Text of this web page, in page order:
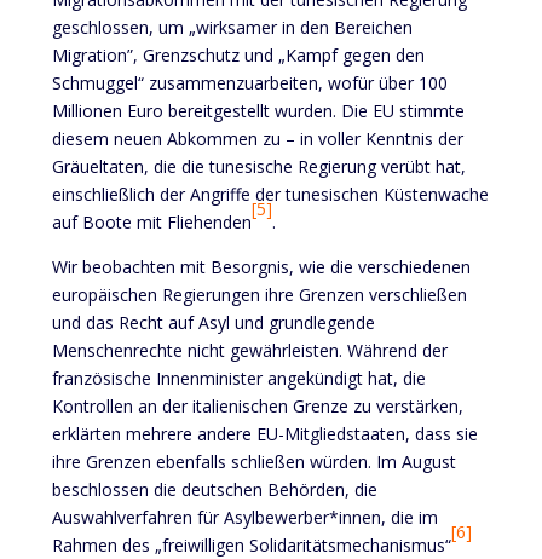
geschlossen, um „wirksamer in den Bereichen
Migration”, Grenzschutz und „Kampf gegen den
Schmuggel“ zusammenzuarbeiten, wofür über 100
Millionen Euro bereitgestellt wurden. Die EU stimmte
diesem neuen Abkommen zu – in voller Kenntnis der
Gräueltaten, die die tunesische Regierung verübt hat,
einschließlich der Angriffe der tunesischen Küstenwache
auf Boote mit Fliehenden
[5]
.
Wir beobachten mit Besorgnis, wie die verschiedenen
europäischen Regierungen ihre Grenzen verschließen
und das Recht auf Asyl und grundlegende
Menschenrechte nicht gewährleisten. Während der
französische Innenminister angekündigt hat, die
Kontrollen an der italienischen Grenze zu verstärken,
erklärten mehrere andere EU-Mitgliedstaaten, dass sie
ihre Grenzen ebenfalls schließen würden. Im August
beschlossen die deutschen Behörden, die
Auswahlverfahren für Asylbewerber*innen, die im
Rahmen des „freiwilligen Solidaritätsmechanismus“
[6]